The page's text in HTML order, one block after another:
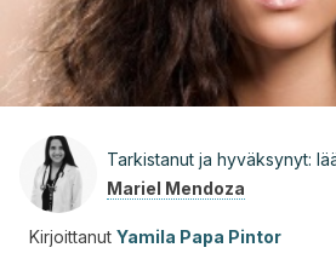
Tarkistanut ja hyväksynyt:
Mariel Mendoza
Kirjoittanut Yamila Papa Pintor